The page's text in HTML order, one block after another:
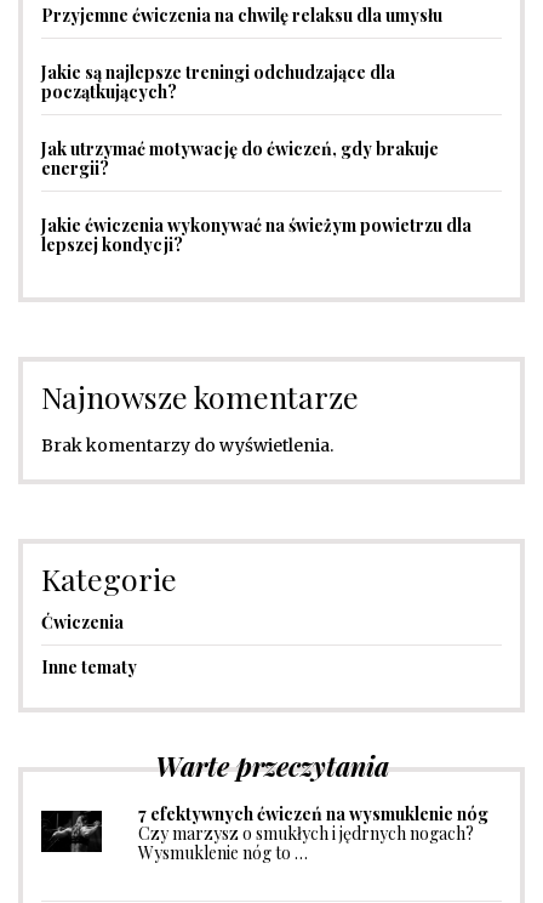
Przyjemne ćwiczenia na chwilę relaksu dla umysłu
Jakie są najlepsze treningi odchudzające dla
początkujących?
Jak utrzymać motywację do ćwiczeń, gdy brakuje
energii?
Jakie ćwiczenia wykonywać na świeżym powietrzu dla
lepszej kondycji?
Najnowsze komentarze
Brak komentarzy do wyświetlenia.
Kategorie
Ćwiczenia
Inne tematy
Warte przeczytania
7 efektywnych ćwiczeń na wysmuklenie nóg
Czy marzysz o smukłych i jędrnych nogach?
Wysmuklenie nóg to …